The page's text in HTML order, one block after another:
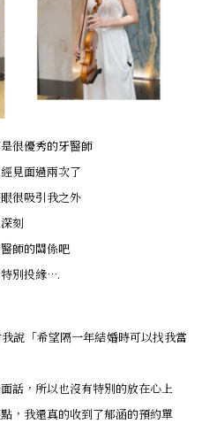
很優秀的牙醫師
見面過兩次了
很吸引我之外
刻
師的關係吧
別投緣….
說「希望隔一年結婚時可以找我當
話，所以也沒有特別的放在心上
，我還真的收到了郁涵的預約單